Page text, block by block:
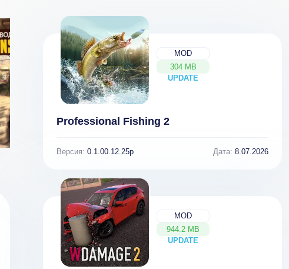
MOD
304 MB
UPDATE
NEW
Professional Fishing 2
Версия: 0.1.00.12.25p Дата: 8.07.2026
MOD
944.2 MB
UPDATE
NEW